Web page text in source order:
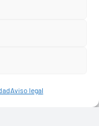
Aviso legal
- Todos los